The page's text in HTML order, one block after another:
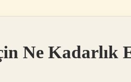
Ne Kadarlık